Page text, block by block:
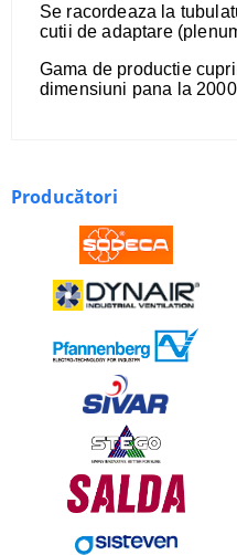
​Se racordeaza la
cutii de adaptare
Gama de productie
dimensiuni pana la
Producători